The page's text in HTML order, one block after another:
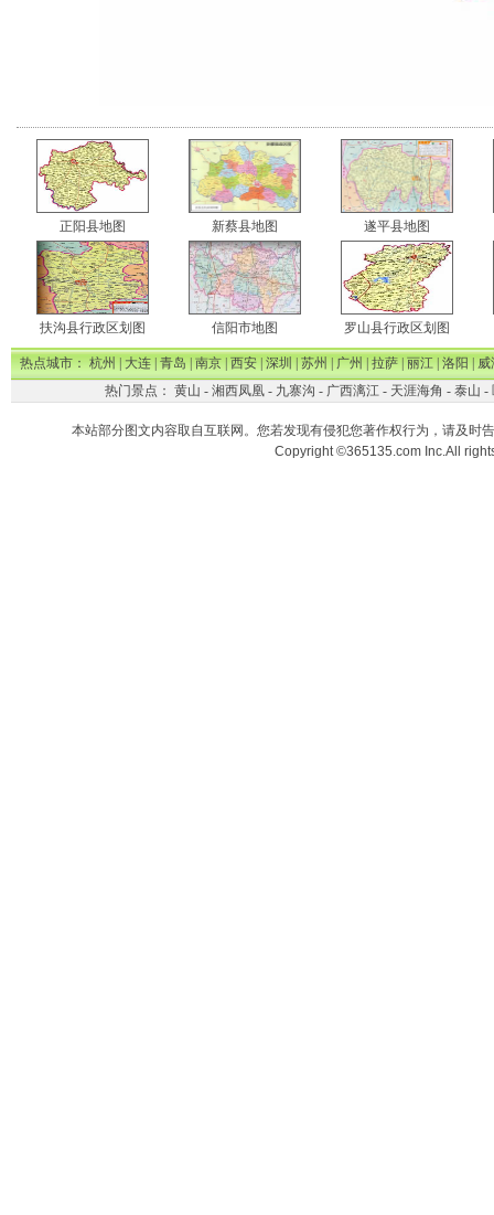
正阳县地图 新蔡县地图 遂平县地图
扶沟县行政区划图 信阳市地图 罗山县行政区划图
热点城市：杭州|大连|青岛|南京|西安|深圳|苏州|广州|拉萨|丽江|洛阳|威
热门景点： 黄山 - 湘西凤凰- 九寨沟 - 广西漓江- 天涯海角 - 泰山 -
本站部分图文内容取自互联网。您若发现有侵犯您著作权行为，请及时
Copyright ©365135.com Inc.All